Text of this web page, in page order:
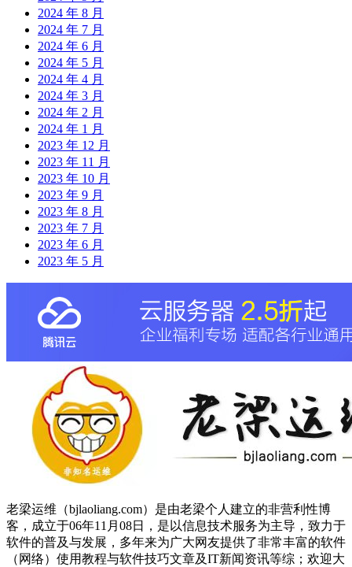
2024 年 8 月
2024 年 7 月
2024 年 6 月
2024 年 5 月
2024 年 4 月
2024 年 3 月
2024 年 2 月
2024 年 1 月
2023 年 12 月
2023 年 11 月
2023 年 10 月
2023 年 9 月
2023 年 8 月
2023 年 7 月
2023 年 6 月
2023 年 5 月
老梁运维（bjlaoliang.com）是由老梁个人建立的非营利性博
客，成立于06年11月08日，是以信息技术服务为主导，致力于
软件的普及与发展，多年来为广大网友提供了非常丰富的软件
（网络）使用教程与软件技巧文章及IT新闻资讯等综；欢迎大